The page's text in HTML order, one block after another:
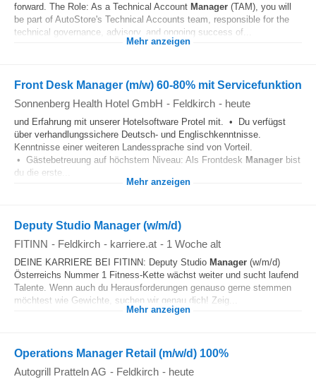
forward. The Role: As a Technical Account Manager (TAM), you will
be part of AutoStore's Technical Accounts team, responsible for the
technical governance, advisory, and ongoing success of...
Mehr anzeigen
Front Desk Manager (m/w) 60-80% mit Servicefunktion
Sonnenberg Health Hotel GmbH - Feldkirch - heute
und Erfahrung mit unserer Hotelsoftware Protel mit. • Du verfügst
über verhandlungssichere Deutsch- und Englischkenntnisse.
Kenntnisse einer weiteren Landessprache sind von Vorteil.
• Gästebetreuung auf höchstem Niveau: Als Frontdesk Manager bist
du die erste...
Mehr anzeigen
Deputy Studio Manager (w/m/d)
FITINN - Feldkirch - karriere.at - 1 Woche alt
DEINE KARRIERE BEI FITINN: Deputy Studio Manager (w/m/d)
Österreichs Nummer 1 Fitness-Kette wächst weiter und sucht laufend
Talente. Wenn auch du Herausforderungen genauso gerne stemmen
möchtest wie Gewichte, suchen wir genau dich! Zeig...
Mehr anzeigen
Operations Manager Retail (m/w/d) 100%
Autogrill Pratteln AG - Feldkirch - heute